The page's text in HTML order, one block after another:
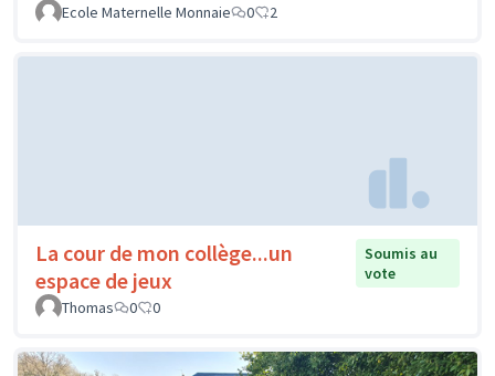
Ecole Maternelle Monnaie
0 2
La cour de mon collège...un
espace de jeux
Soumis au
vote
Thomas
0 0